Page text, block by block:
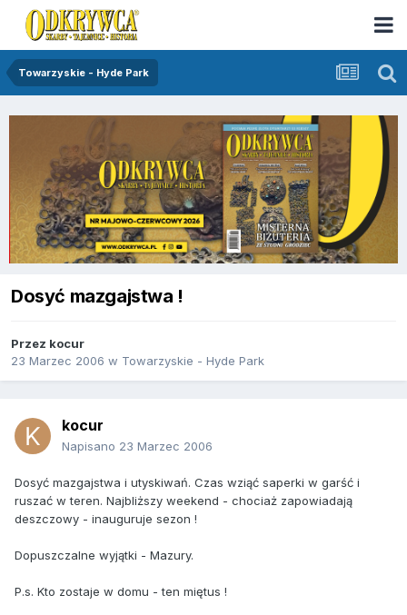
Towarzyskie - Hyde Park
Dosyć mazgajstwa !
Przez kocur
23 Marzec 2006 w Towarzyskie - Hyde Park
kocur
Napisano 23 Marzec 2006
Dosyć mazgajstwa i utyskiwań. Czas wziąć saperki w garść i
ruszać w teren. Najbliższy weekend - chociaż zapowiadają
deszczowy - inauguruje sezon !
Dopuszczalne wyjątki - Mazury.
P.s. Kto zostaje w domu - ten miętus !